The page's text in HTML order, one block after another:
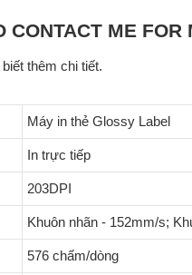
CONTACT ME FOR
thêm chi tiết.
Máy in thẻ Glossy Label
In trực tiếp
203DPI
Khuôn nhãn - 152mm/s;
576 chấm/dòng